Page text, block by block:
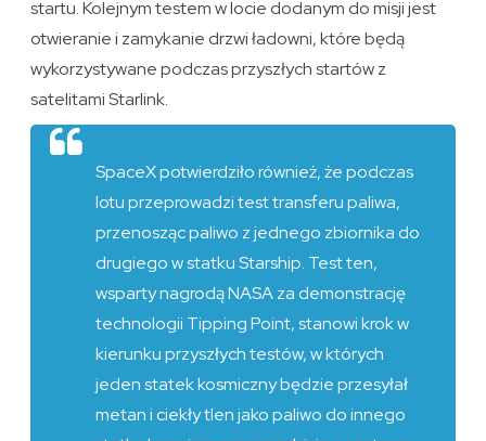
startu. Kolejnym testem w locie dodanym do misji jest
otwieranie i zamykanie drzwi ładowni, które będą
wykorzystywane podczas przyszłych startów z
satelitami Starlink.
SpaceX potwierdziło również, że podczas
lotu przeprowadzi test transferu paliwa,
przenosząc paliwo z jednego zbiornika do
drugiego w statku Starship. Test ten,
wsparty nagrodą NASA za demonstrację
technologii Tipping Point, stanowi krok w
kierunku przyszłych testów, w których
jeden statek kosmiczny będzie przesyłał
metan i ciekły tlen jako paliwo do innego